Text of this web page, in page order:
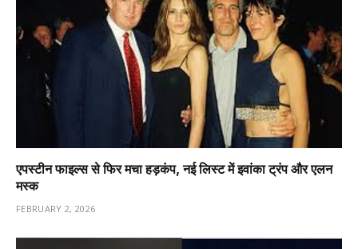
एपस्टीन फाइल्स से फिर मचा हड़कंप, नई लिस्ट में इवांका ट्रंप और एलन
मस्क
FEBRUARY 2, 2026